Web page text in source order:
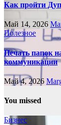
Как пройти
Май 14, 2026
Полезное
Печать папок
коммуникации
Май 4, 2026
You missed
Бизнес